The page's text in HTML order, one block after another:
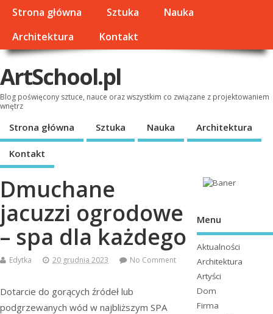
Strona główna Sztuka
Nauka
Architektura
Kontakt
ArtSchool.pl
Blog poświęcony sztuce, nauce oraz wszystkim co związane z projektowaniem
wnętrz
Strona główna Sztuka Nauka Architektura
Kontakt
Dmuchane
jacuzzi ogrodowe
– spa dla każdego
Edytka 20 grudnia 2023 No Comment
Dotarcie do gorących źródeł lub
podgrzewanych wód w najbliższym SPA
Menu
Aktualności
Architektura
Artyści
Dom
Firma